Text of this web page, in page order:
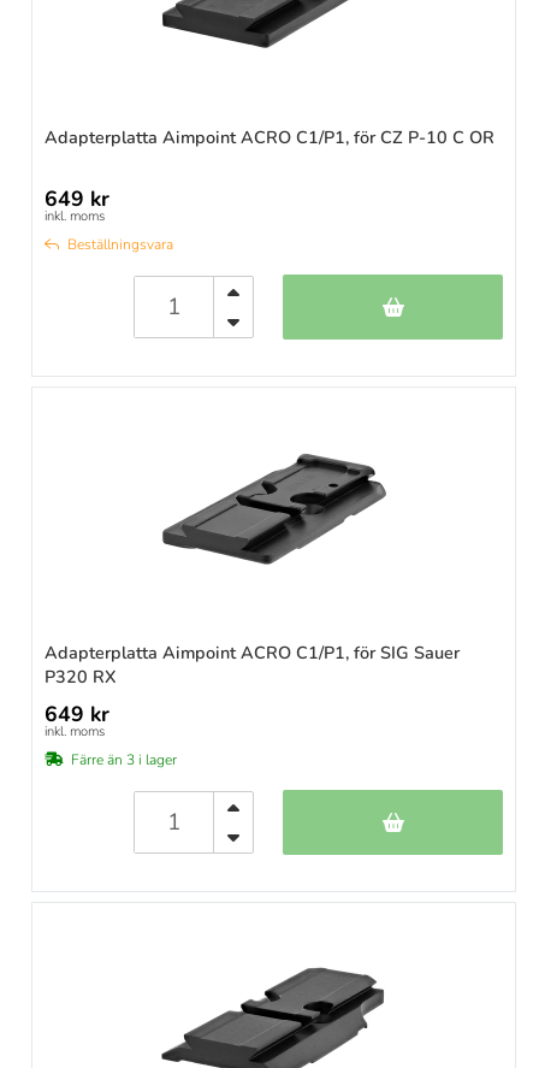
Adapterplatta Aimpoint ACRO C1/P1, för CZ P-10 C OR
649 kr
inkl. moms
Beställningsvara
Adapterplatta Aimpoint ACRO C1/P1, för SIG Sauer
P320 RX
649 kr
inkl. moms
Färre än 3 i lager